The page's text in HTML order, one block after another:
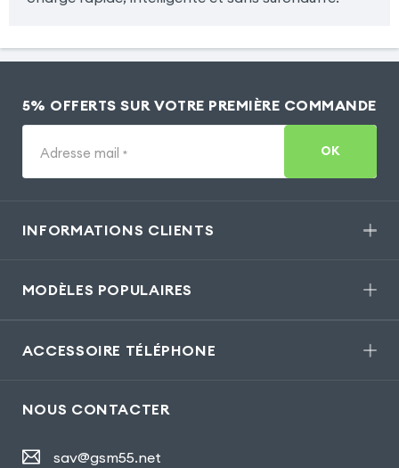
5% OFFERTS SUR VOTRE PREMIÈRE COMMANDE
Adresse mail * OK
INFORMATIONS CLIENTS
MODÈLES POPULAIRES
ACCESSOIRE TÉLÉPHONE
NOUS CONTACTER
sav@gsm55.net